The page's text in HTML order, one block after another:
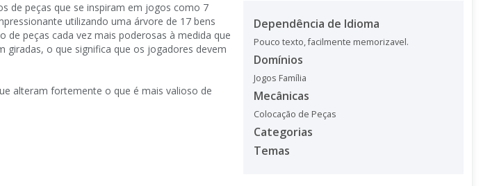
de peças que se inspiram em jogos como 7
utilizando uma árvore de 17 bens
peças cada vez mais poderosas à medida que
giradas, o que significa que os jogadores devem
alteram fortemente o que é mais valioso de
Dependência de Idioma
Pouco texto, facilmente memorizavel.
Domínios
Jogos Família
Mecânicas
Colocação de Peças
Categorias
Temas